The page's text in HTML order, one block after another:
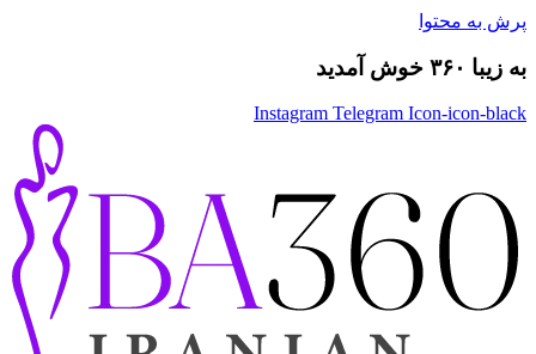
پرش به محتوا
به زیبا ۳۶۰ خوش آمدید
Instagram Telegram Icon-icon-black